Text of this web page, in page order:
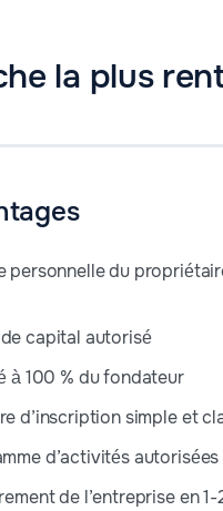
la plus
personnelle du
capital autorisé
à 100 % du fondateur
d’inscription simple et
d’activités autorisées
de l’entreprise en